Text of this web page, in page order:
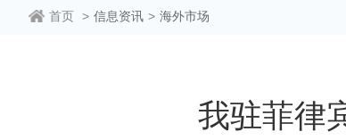
首页 > 信息资讯 > 海外市场
我驻菲律